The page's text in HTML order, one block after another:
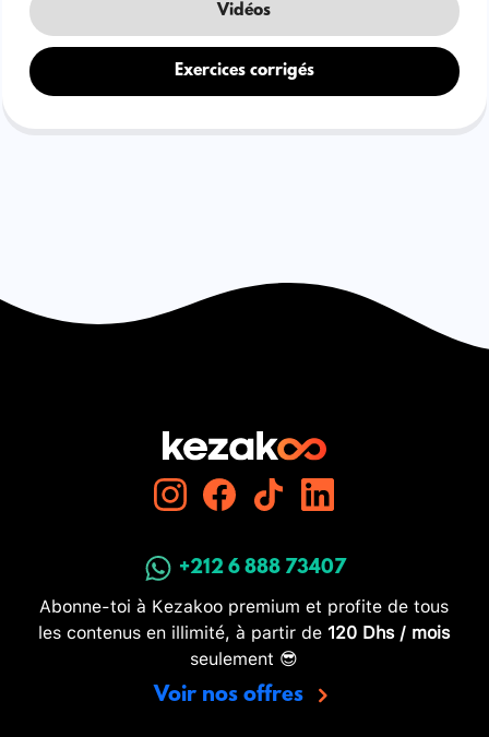
Vidéos
Exercices corrigés
+212 6 888 73407
Abonne-toi à Kezakoo premium et profite de tous
les contenus en illimité, à partir de 120 Dhs / mois
seulement 😎
Voir nos offres